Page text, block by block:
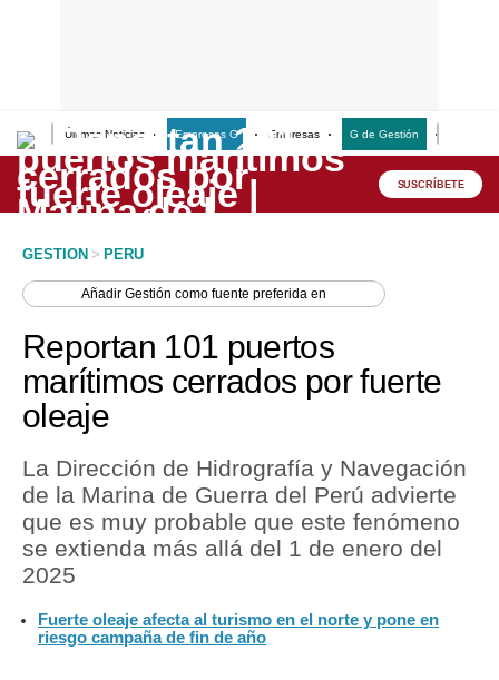
Últimas Noticias Empresas G Empresas G de Gestión
Lo último
Peru Quiosco
Economía
Mercados
Política
Tu Dinero
Finanzas Personales
Inmobiliarias
SUSCRÍBETE
GESTION > PERU
AñadirGestión como fuente preferida en
Reportan 101 puertos
marítimos cerrados por fuerte
oleaje
La Dirección de Hidrografía y Navegación
de la Marina de Guerra del Perú advierte
que es muy probable que este fenómeno
se extienda más allá del 1 de enero del
2025
Fuerte oleaje afecta al turismo en el norte y pone en
riesgo campaña de fin de año